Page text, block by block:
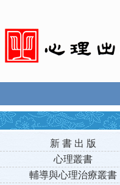
新 書 出 版
心理叢書
輔導與心理治療叢書